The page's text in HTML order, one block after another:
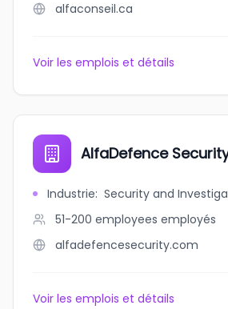
alfaconseil.ca
Voir les emplois et détails
AlfaDefence
Industrie: Security and
51-200 employees employés
alfadefencesecurity.com
Voir les emplois et détails